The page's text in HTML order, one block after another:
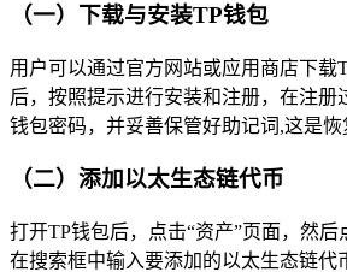
（一）下载与安装TP钱包
用户可以通过官方网站或应用商店下载
后，按照提示进行安装和注册，在注册
钱包密码，并妥善保管好助记词,这是恢
（二）添加以太生态链代币
打开TP钱包后，点击“资产”页面，然后
在搜索框中输入要添加的以太生态链代